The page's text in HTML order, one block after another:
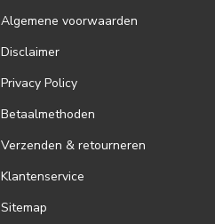
Algemene voorwaarden
Disclaimer
Privacy Policy
Betaalmethoden
Verzenden & retourneren
Klantenservice
Sitemap